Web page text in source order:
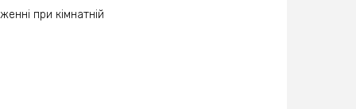
при кімнатній